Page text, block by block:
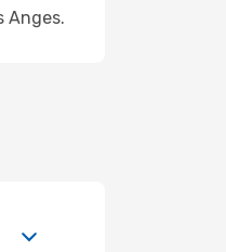
Anges.